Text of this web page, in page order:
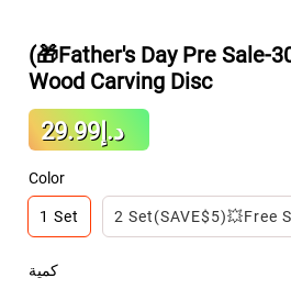
(🎁Father's Day Pre Sale-
Wood Carving Disc
Sale
price
د.إ29.99
price
Color
1 Set 2 Set(SAVE$5)💥Free
كمية